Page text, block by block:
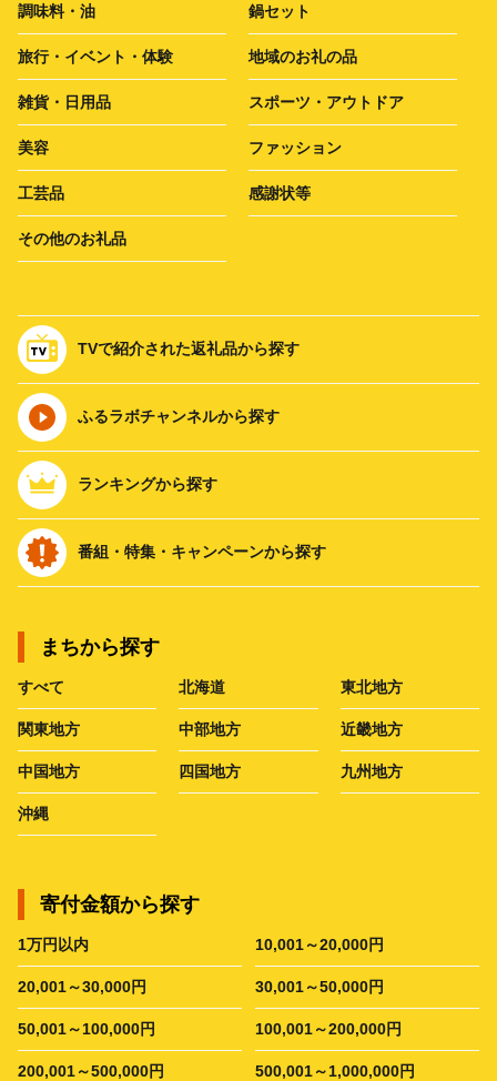
調味料・油 鍋セット
旅行・イベント・体験 地域のお礼の品
雑貨・日用品 スポーツ・アウトドア
美容 ファッション
工芸品 感謝状等
その他のお礼品
TVで紹介された返礼品から探す
ふるラボチャンネルから探す
ランキングから探す
番組・特集・キャンペーンから探す
まちから探す
すべて 北海道 東北地方
関東地方 中部地方 近畿地方
中国地方 四国地方 九州地方
沖縄
寄付金額から探す
1万円以内 10,001～20,000円
20,001～30,000円 30,001～50,000円
50,001～100,000円 100,001～200,000円
200,001～500,000円 500,001～1,000,000円